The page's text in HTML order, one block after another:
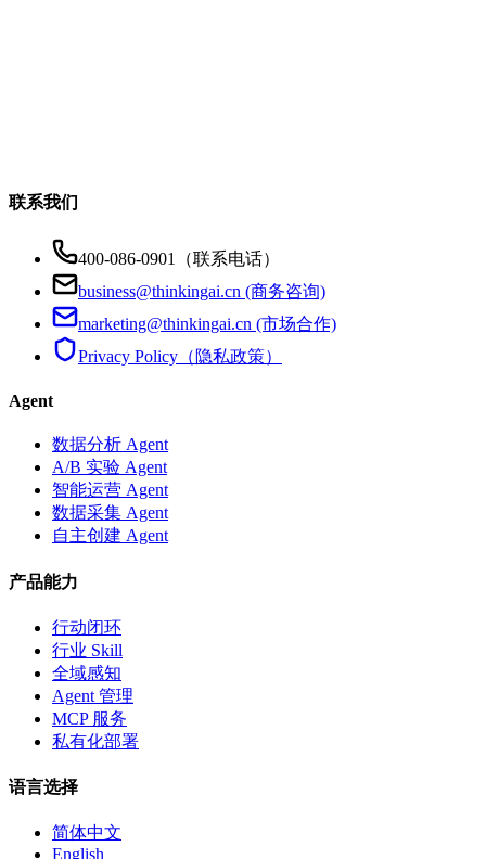
联系我们
400-086-0901（联系电话）
business@thinkingai.cn (商务咨询)
marketing@thinkingai.cn (市场合作)
Privacy Policy（隐私政策）
Agent
数据分析 Agent
A/B 实验 Agent
智能运营 Agent
数据采集 Agent
自主创建 Agent
产品能力
行动闭环
行业 Skill
全域感知
Agent 管理
MCP 服务
私有化部署
语言选择
简体中文
English